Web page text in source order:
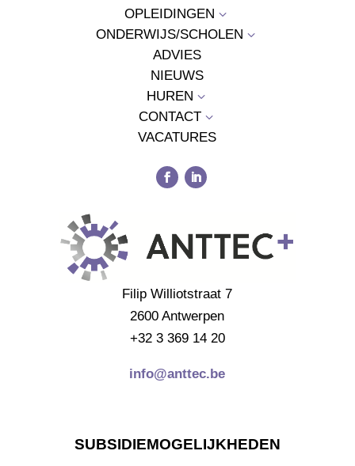
OPLEIDINGEN 3
ONDERWIJS/SCHOLEN 3
ADVIES
NIEUWS
HUREN 3
CONTACT3
VACATURES
Filip Williotstraat 7
2600 Antwerpen
+32 3 369 14 20
info@anttec.be
SUBSIDIEMOGELIJKHEDEN